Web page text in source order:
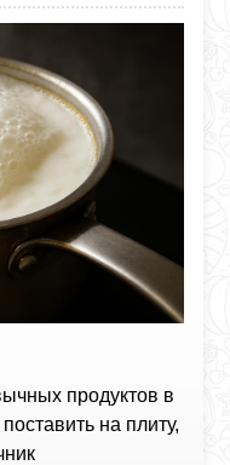
продуктов в
на плиту,